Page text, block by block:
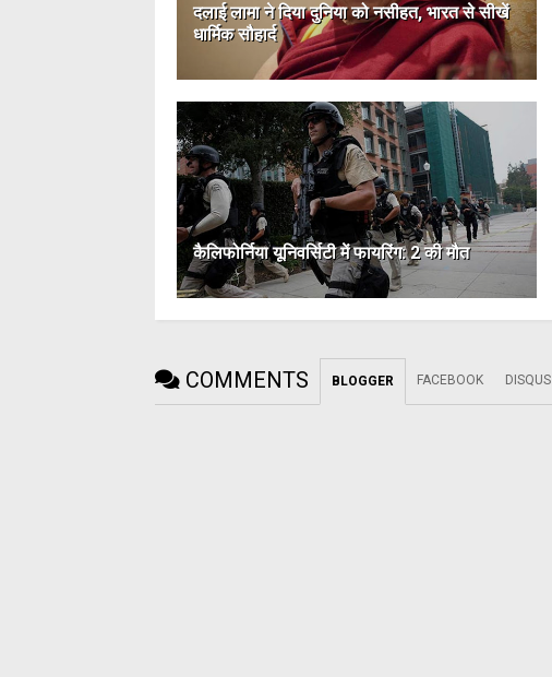
दलाई लामा ने दिया दुनिया को नसीहत, भारत से सीखें
धार्मिक सौहार्द
कैलिफोर्निया यूनिवर्सिटी में फायरिंग: 2 की मौत
COMMENTS BLOGGER FACEBOOK DISQUS